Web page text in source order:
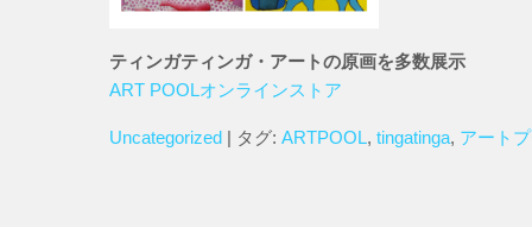
ティンガティンガ・アートの原画を多数展示
ART POOLオンラインストア
Uncategorized | タグ: ARTPOOL, tingatinga, アート